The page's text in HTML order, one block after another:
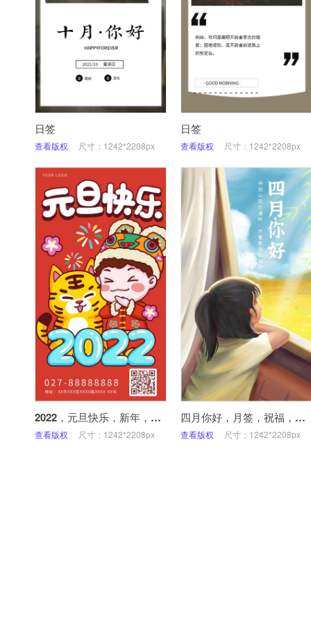
日签
查看版权 尺寸：1242*2208px
日签
查看版权 尺寸：1242*2208px
2022，元旦快乐，新年，祝福，手绘，卡通，手机海报
查看版权 尺寸：1242*2208px
四月你好，月签，祝福，手机海报
查看版权 尺寸：1242*2208px